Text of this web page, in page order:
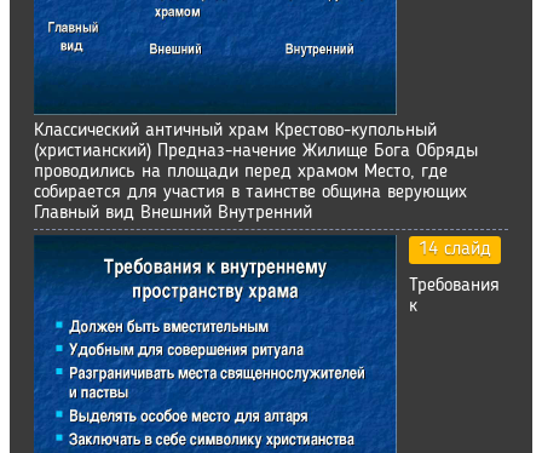
Классический античный храм Крестово-купольный
(христианский) Предназ-начение Жилище Бога Обряды
проводились на площади перед храмом Место, где
собирается для участия в таинстве община верующих
Главный вид Внешний Внутренний
14 слайд
Требования
к